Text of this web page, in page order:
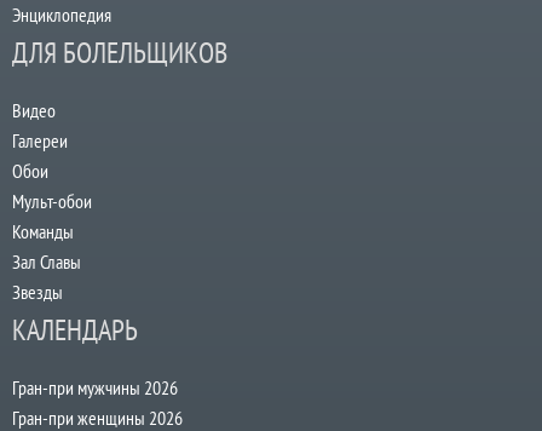
Энциклопедия
ДЛЯ БОЛЕЛЬЩИКОВ
Видео
Галереи
Обои
Мульт-обои
Команды
Зал Славы
Звезды
КАЛЕНДАРЬ
Гран-при мужчины 2026
Гран-при женщины 2026